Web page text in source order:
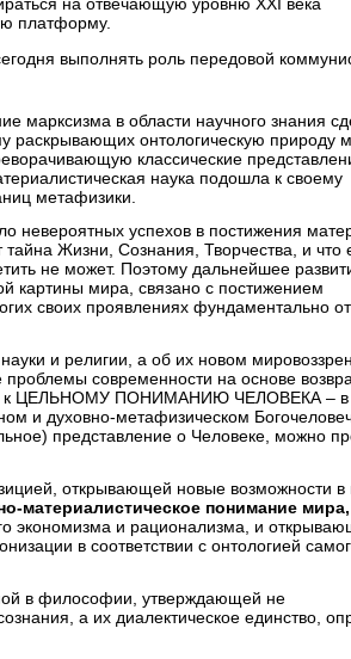
платформу.
выполнять роль передовой
марксизма в области научного знания
онтологическую природу
классические
наука подошла к своему
метафизики.
невероятных успехов в постижения
Жизни, Сознания, Творчества, и что
не может. Поэтому дальнейшее
картины мира, связано с постижением
своих проявлениях фундаментально
и религии, а об их новом
современности на основе
к ЦЕЛЬНОМУ ПОНИМАНИЮ ЧЕЛОВЕКА – в
и духовно-метафизическом
представление о Человеке, можно
открывающей новые возможности в
материалистическое понимание мира,
экономизма и рационализма, и
в соответствии с онтологией
в философии, утверждающей не
а их диалектическое единство,